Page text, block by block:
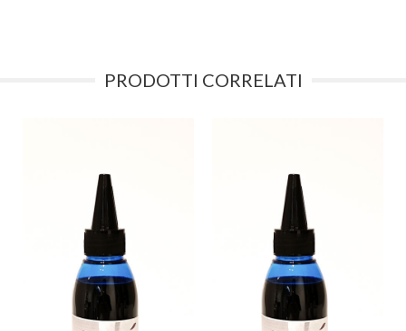
PRODOTTI CORRELATI